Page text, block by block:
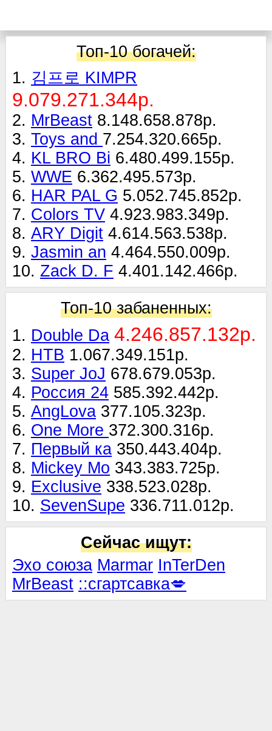
Топ-10 богачей:
1. 김프로 KIMPR
9.079.271.344р.
2. MrBeast 8.148.658.878р.
3. Toys and 7.254.320.665р.
4. KL BRO Bi 6.480.499.155р.
5. WWE 6.362.495.573р.
6. HAR PAL G 5.052.745.852р.
7. Colors TV 4.923.983.349р.
8. ARY Digit 4.614.563.538р.
9. Jasmin an 4.464.550.009р.
10. Zack D. F 4.401.142.466р.
Топ-10 забаненных:
1. Double Da 4.246.857.132р.
2. НТВ 1.067.349.151р.
3. Super JoJ 678.679.053р.
4. Россия 24 585.392.442р.
5. AngLova 377.105.323р.
6. One More 372.300.316р.
7. Первый ка 350.443.404р.
8. Mickey Mo 343.383.725р.
9. Exclusive 338.523.028р.
10. SevenSupe 336.711.012р.
Сейчас ищут:
Эхо союза Marmar InTerDen
MrBeast ::сгартсавка💋